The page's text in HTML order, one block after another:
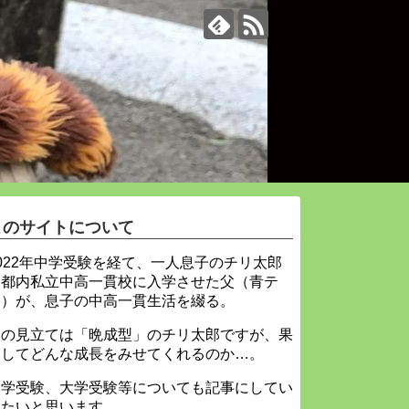
サイトについて
年中学受験を経て、一人息子のチリ太郎
内私立中高一貫校に入学させた父（青テ
が、息子の中高一貫生活を綴る。
見立ては「晩成型」のチリ太郎ですが、果
てどんな成長をみせてくれるのか…。
受験、大学受験等についても記事にしてい